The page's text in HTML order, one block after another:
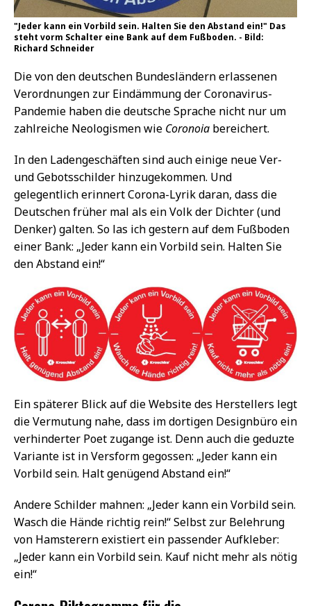
"Jeder kann ein Vorbild sein. Halten Sie den Abstand ein!" Das
steht vorm Schalter eine Bank auf dem Fußboden. - Bild:
Richard Schneider
Die von den deutschen Bundesländern erlassenen
Verordnungen zur Eindämmung der Coronavirus-
Pandemie haben die deutsche Sprache nicht nur um
zahlreiche Neologismen wie Coronoia bereichert.
In den Ladengeschäften sind auch einige neue Ver-
und Gebotsschilder hinzugekommen. Und
gelegentlich erinnert Corona-Lyrik daran, dass die
Deutschen früher mal als ein Volk der Dichter (und
Denker) galten. So las ich gestern auf dem Fußboden
einer Bank: „Jeder kann ein Vorbild sein. Halten Sie
den Abstand ein!“
Ein späterer Blick auf die Website des Herstellers legt
die Vermutung nahe, dass im dortigen Designbüro ein
verhinderter Poet zugange ist. Denn auch die geduzte
Variante ist in Versform gegossen: „Jeder kann ein
Vorbild sein. Halt genügend Abstand ein!“
Andere Schilder mahnen: „Jeder kann ein Vorbild sein.
Wasch die Hände richtig rein!“ Selbst zur Belehrung
von Hamsterern existiert ein passender Aufkleber:
„Jeder kann ein Vorbild sein. Kauf nicht mehr als nötig
ein!“